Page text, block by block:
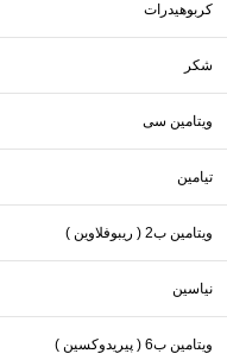
کربوهیدرات
شکر
ویتامین سی
تیامین
ویتامین ب2 ( ریبوفلاوین )
نیاسین
ویتامین ب6 ( پیریدوکسین )